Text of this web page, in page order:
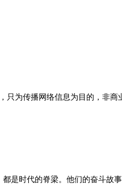
只为传播网络信息为目的，非商
是时代的脊梁。他们的奋斗故